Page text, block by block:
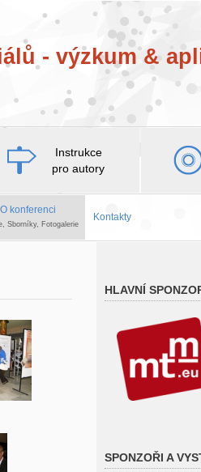
- výzkum &
Instrukce
pro autory
O konferenci
Sborníky, Fotogalerie
Kontakty
HLAVNÍ
SPONZOŘI A